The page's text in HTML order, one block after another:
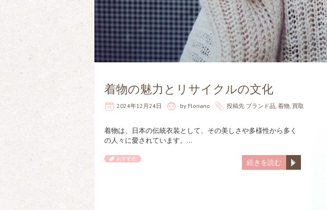
着物の魅力とリサイクルの文化
2024年12月24日 by Floriano 投稿先 ブランド品, 着物, 買取
着物は、日本の伝統衣装として、その美しさや多様性から多く
の人々に愛されています。…
続きを読む
おすすめ